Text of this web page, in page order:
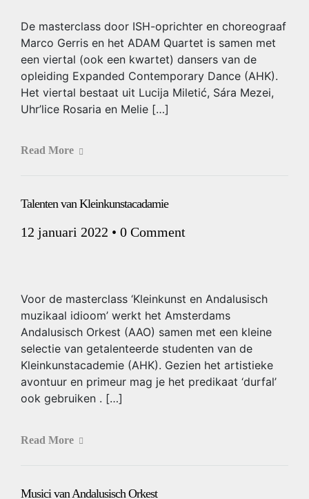
De masterclass door ISH-oprichter en choreograaf
Marco Gerris en het ADAM Quartet is samen met
een viertal (ook een kwartet) dansers van de
opleiding Expanded Contemporary Dance (AHK).
Het viertal bestaat uit Lucija Miletić, Sára Mezei,
Uhr’lice Rosaria en Melie […]
Read More
Talenten van Kleinkunstacadamie
12 januari 2022 • 0 Comment
Voor de masterclass ‘Kleinkunst en Andalusisch
muzikaal idioom’ werkt het Amsterdams
Andalusisch Orkest (AAO) samen met een kleine
selectie van getalenteerde studenten van de
Kleinkunstacademie (AHK). Gezien het artistieke
avontuur en primeur mag je het predikaat ‘durfal’
ook gebruiken . […]
Read More
Musici van Andalusisch Orkest